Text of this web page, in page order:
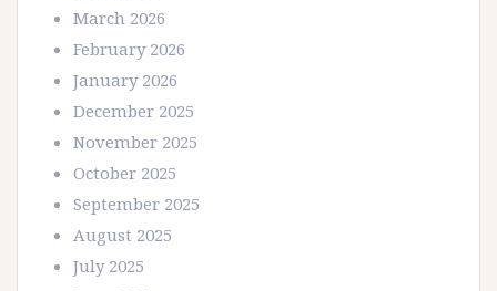
March 2026
February 2026
January 2026
December 2025
November 2025
October 2025
September 2025
August 2025
July 2025